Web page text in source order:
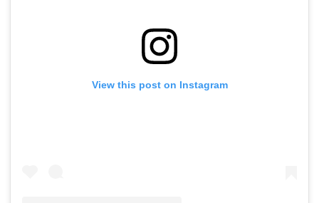
View this post on Instagram